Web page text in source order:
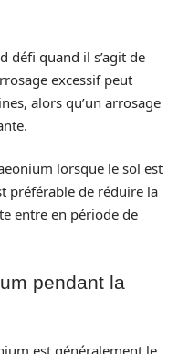
défi quand il s’agit de
excessif peut
alors qu’un arrosage
lorsque le sol est
préférable de réduire la
entre en période de
pendant la